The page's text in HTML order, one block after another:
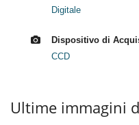
Digitale
Dispositivo di
CCD
Ultime immagini